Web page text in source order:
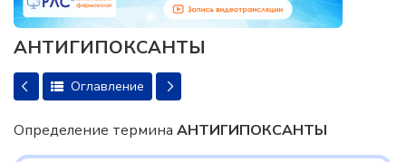
АНТИГИПОКСАНТЫ
Оглавление
Определение термина АНТИГИПОКСАНТЫ